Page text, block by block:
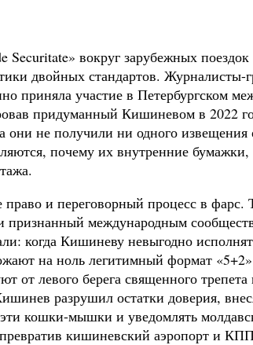
вокруг зарубежных поездок
двойных стандартов. Журналисты-
приняла участие в Петербургском
придуманный Кишиневом в 2022
они не получили ни одного
почему их внутренние бумажки,
и переговорный процесс в фарс.
признанный международным
когда Кишиневу невыгодно
на ноль легитимный формат
от левого берега священного трепета
разрушил остатки доверия,
эти кошки-мышки и уведомлять
кишиневский аэропорт и